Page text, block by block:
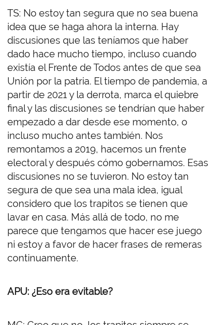
TS: No estoy tan segura que no sea buena
idea que se haga ahora la interna. Hay
discusiones que las teníamos que haber
dado hace mucho tiempo, incluso cuando
existía el Frente de Todos antes de que sea
Unión por la patria. El tiempo de pandemia, a
partir de 2021 y la derrota, marca el quiebre
final y las discusiones se tendrían que haber
empezado a dar desde ese momento, o
incluso mucho antes también. Nos
remontamos a 2019, hacemos un frente
electoral y después cómo gobernamos. Esas
discusiones no se tuvieron. No estoy tan
segura de que sea una mala idea, igual
considero que los trapitos se tienen que
lavar en casa. Más allá de todo, no me
parece que tengamos que hacer ese juego
ni estoy a favor de hacer frases de remeras
continuamente.
APU: ¿Eso era evitable?